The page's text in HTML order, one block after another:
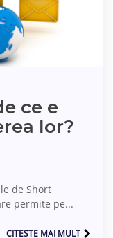
ce e
lor?
de Short
permite pe...
CITESTE MAI MULT